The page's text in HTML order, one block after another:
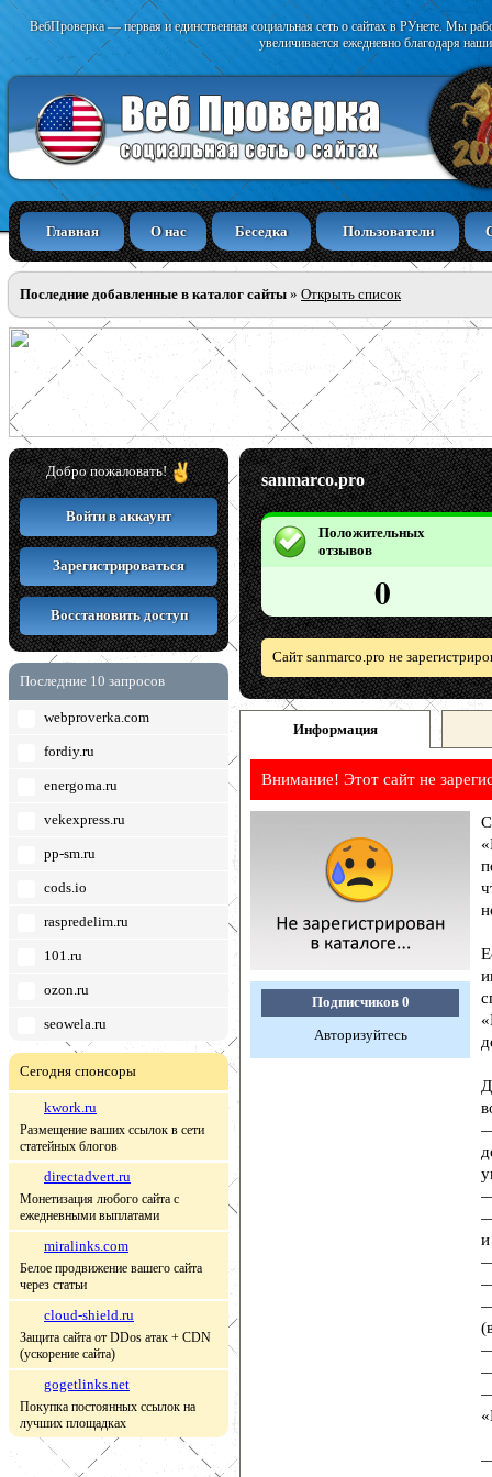
ВебПроверка — первая и единственная социальная сеть о сайтах в РУнете. Мы
увеличивается ежедневно благодаря
Главная О нас Беседка Пользователи
Последние добавленные в каталог сайты » Открыть список
Добро пожаловать!
Войти в аккаунт
Зарегистрироваться
Восстановить доступ
Последние 10 запросов
webproverka.com
fordiy.ru
energoma.ru
vekexpress.ru
pp-sm.ru
cods.io
raspredelim.ru
101.ru
ozon.ru
seowela.ru
Сегодня спонсоры
kwork.ru
Размещение ваших ссылок в сети
статейных блогов
directadvert.ru
Монетизация любого сайта с
ежедневными выплатами
miralinks.com
Белое продвижение вашего сайта
через статьи
cloud-shield.ru
Защита сайта от DDos атак + CDN
(ускорение сайта)
gogetlinks.net
Покупка постоянных ссылок на
лучших площадках
sanmarco.pro
Положительных
отзывов
0
Сайт sanmarco.pro не
Информация
Внимание! Этот сайт не
Подписчиков 0
Авторизуйтесь